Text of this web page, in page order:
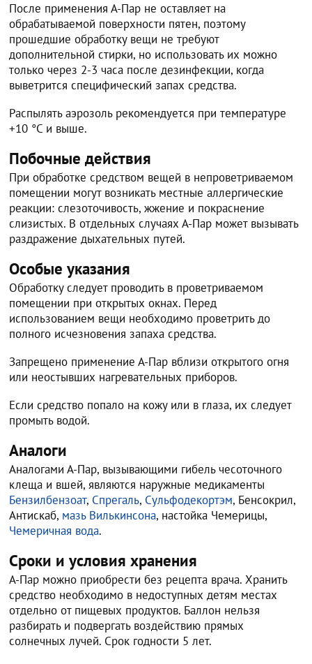
После применения А-Пар не оставляет на
обрабатываемой поверхности пятен, поэтому
прошедшие обработку вещи не требуют
дополнительной стирки, но использовать их можно
только через 2-3 часа после дезинфекции, когда
выветрится специфический запах средства.
Распылять аэрозоль рекомендуется при температуре
+10 °C и выше.
Побочные действия
При обработке средством вещей в непроветриваемом
помещении могут возникать местные аллергические
реакции: слезоточивость, жжение и покраснение
слизистых. В отдельных случаях А-Пар может вызывать
раздражение дыхательных путей.
Особые указания
Обработку следует проводить в проветриваемом
помещении при открытых окнах. Перед
использованием вещи необходимо проветрить до
полного исчезновения запаха средства.
Запрещено применение А-Пар вблизи открытого огня
или неостывших нагревательных приборов.
Если средство попало на кожу или в глаза, их следует
промыть водой.
Аналоги
Аналогами А-Пар, вызывающими гибель чесоточного
клеща и вшей, являются наружные медикаменты
Бензилбензоат, Спрегаль, Сульфодекортэм, Бенсокрил,
Антискаб, мазь Вилькинсона, настойка Чемерицы,
Чемеричная вода.
Сроки и условия хранения
А-Пар можно приобрести без рецепта врача. Хранить
средство необходимо в недоступных детям местах
отдельно от пищевых продуктов. Баллон нельзя
разбирать и подвергать воздействию прямых
солнечных лучей. Срок годности 5 лет.